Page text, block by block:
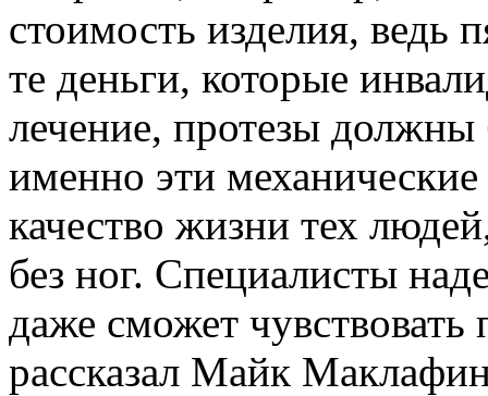
стоимость изделия, ведь
те деньги, которые
лечение, протезы
именно эти
качество жизни тех
без ног. Специалисты
даже сможет
рассказал Майк